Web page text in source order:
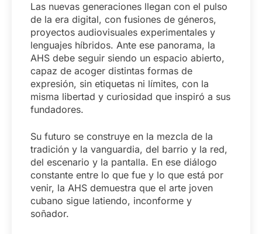
Las nuevas generaciones llegan con el pulso
de la era digital, con fusiones de géneros,
proyectos audiovisuales experimentales y
lenguajes híbridos. Ante ese panorama, la
AHS debe seguir siendo un espacio abierto,
capaz de acoger distintas formas de
expresión, sin etiquetas ni límites, con la
misma libertad y curiosidad que inspiró a sus
fundadores.
Su futuro se construye en la mezcla de la
tradición y la vanguardia, del barrio y la red,
del escenario y la pantalla. En ese diálogo
constante entre lo que fue y lo que está por
venir, la AHS demuestra que el arte joven
cubano sigue latiendo, inconforme y
soñador.